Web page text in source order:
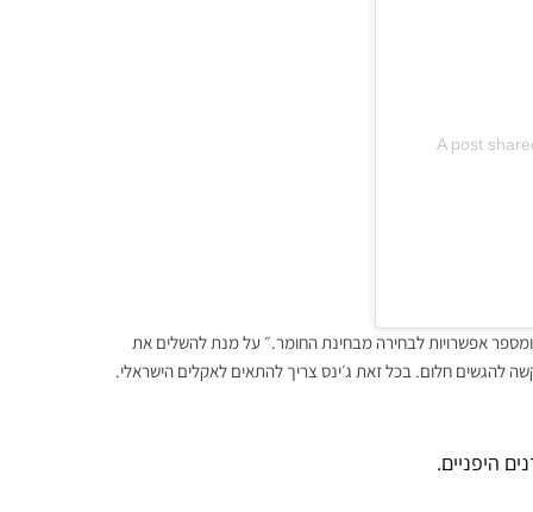
A post
אפשרויות לבחירה מבחינת החומר.״ על מנת להשלים את
להגשים חלום. בכל זאת ג׳ינס צריך להתאים לאקלים הישראלי.
היפניים.